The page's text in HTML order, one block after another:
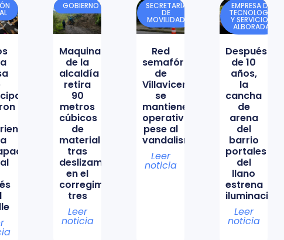
GOBIERNO
Maquinaria
de la
alcaldía
retira
90
metros
cúbicos
de
material
tras
deslizamiento
en el
corregimiento
tres
Leer
noticia
SECRETARÍA
DE
MOVILIDAD
Red
semafórica
de
Villavicencio
se
mantiene
operativa
pese al
vandalismo
Leer
noticia
EMPRESA DE
TECNOLOGÍA
Y SERVICIOS
ALBORADA
Después
de 10
años,
la
cancha
de
arena
del
barrio
portales
del
llano
estrena
iluminación
Leer
noticia